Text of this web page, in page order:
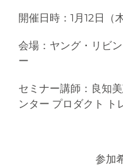
開催日時：1月12日（
会場：ヤング・リビ
ー
セミナー講師：良知
ンター プロダクト ト
参加